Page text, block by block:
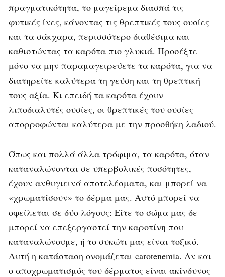
πραγματικότητα, το μαγείρεμα διασπά τις
φυτικές ίνες, κάνοντας τις θρεπτικές τους ουσίες
και τα σάκχαρα, περισσότερο διαθέσιμα και
καθιστώντας τα καρότα πιο γλυκιά. Προσέξτε
μόνο να μην παραμαγειρεύετε τα καρότα, για να
διατηρείτε καλύτερα τη γεύση και τη θρεπτική
τους αξία. Κι επειδή τα καρότα έχουν
λιποδιαλυτές ουσίες, οι θρεπτικές του ουσίες
απορροφώνται καλύτερα με την προσθήκη λαδιού.
Όπως και πολλά άλλα τρόφιμα, τα καρότα, όταν
καταναλώνονται σε υπερβολικές ποσότητες,
έχουν ανθυγιεινά αποτελέσματα, και μπορεί να
«χρωματίσουν» το δέρμα μας. Αυτό μπορεί να
οφείλεται σε δύο λόγους: Είτε το σώμα μας δε
μπορεί να επεξεργαστεί την καροτίνη που
καταναλώνουμε, ή το συκώτι μας είναι τοξικό.
Αυτή η κατάσταση ονομάζεται carotenemia. Αν και
ο αποχρωματισμός του δέρματος είναι ακίνδυνος